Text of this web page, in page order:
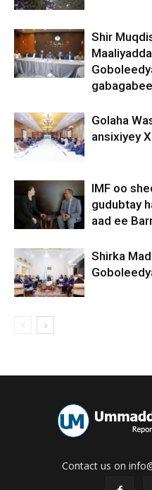
Shir
Golaha
ansixiyey
IMF oo
gudubtay
aad ee
Shirka
Contact us on